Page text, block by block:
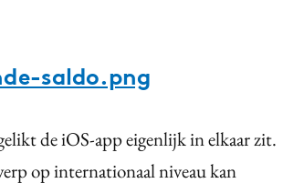
saldo.png
de iOS-app eigenlijk in elkaar zit.
op internationaal niveau kan